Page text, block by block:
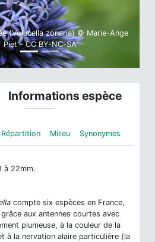
(Volucella zonaria) © Marie-Ange
Piet - CC BY-NC-SA
Informations espèce
Répartition Milieu Synonymes
à 22mm.
compte six espèces en France,
aux antennes courtes avec
plumeuse, à la couleur de la
à la nervation alaire particulière (la